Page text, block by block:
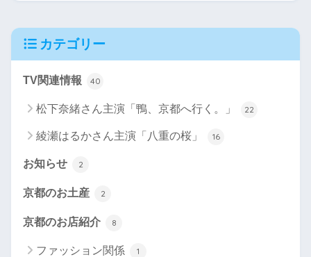
カテゴリー
TV関連情報 40
松下奈緒さん主演「鴨、京都へ行く。」 22
綾瀬はるかさん主演「八重の桜」 16
お知らせ 2
京都のお土産 2
京都のお店紹介 8
ファッション関係 1